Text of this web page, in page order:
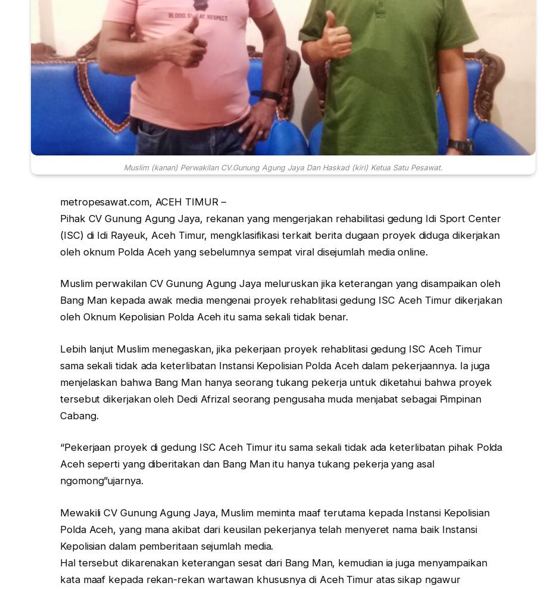
Muslim (kanan) Perwakilan CV.Gunung Agung Jaya Dan Haskad (kiri) Ketua Satu Pesawat.
metropesawat.com, ACEH TIMUR –
Pihak CV Gunung Agung Jaya, rekanan yang mengerjakan rehabilitasi gedung Idi Sport Center
(ISC) di Idi Rayeuk, Aceh Timur, mengklasifikasi terkait berita dugaan proyek diduga dikerjakan
oleh oknum Polda Aceh yang sebelumnya sempat viral disejumlah media online.
Muslim perwakilan CV Gunung Agung Jaya meluruskan jika keterangan yang disampaikan oleh
Bang Man kepada awak media mengenai proyek rehablitasi gedung ISC Aceh Timur dikerjakan
oleh Oknum Kepolisian Polda Aceh itu sama sekali tidak benar.
Lebih lanjut Muslim menegaskan, jika pekerjaan proyek rehablitasi gedung ISC Aceh Timur
sama sekali tidak ada keterlibatan Instansi Kepolisian Polda Aceh dalam pekerjaannya. Ia juga
menjelaskan bahwa Bang Man hanya seorang tukang pekerja untuk diketahui bahwa proyek
tersebut dikerjakan oleh Dedi Afrizal seorang pengusaha muda menjabat sebagai Pimpinan
Cabang.
“Pekerjaan proyek di gedung ISC Aceh Timur itu sama sekali tidak ada keterlibatan pihak Polda
Aceh seperti yang diberitakan dan Bang Man itu hanya tukang pekerja yang asal
ngomong”ujarnya.
Mewakili CV Gunung Agung Jaya, Muslim meminta maaf terutama kepada Instansi Kepolisian
Polda Aceh, yang mana akibat dari keusilan pekerjanya telah menyeret nama baik Instansi
Kepolisian dalam pemberitaan sejumlah media.
Hal tersebut dikarenakan keterangan sesat dari Bang Man, kemudian ia juga menyampaikan
kata maaf kepada rekan-rekan wartawan khususnya di Aceh Timur atas sikap ngawur